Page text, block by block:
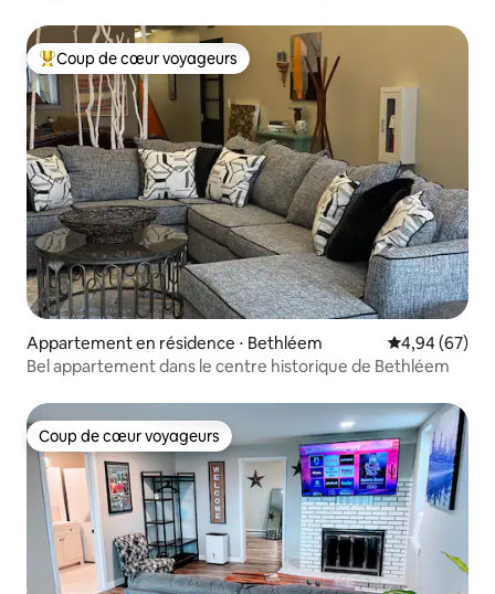
Coups de cœur voyageurs les plus appréciés
Coup de cœur voyageurs
Appartement en résidence ⋅ Bethléem Évaluation
4,94 (67)
Bel appartement dans le centre historique de Bethléem
Coup de cœur voyageurs
Coup de cœur voyageurs